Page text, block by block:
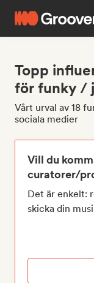
Topp
för funky /
Vårt urval av 18
sociala medier
Vill du
curatorer/
Det är enkelt:
skicka din